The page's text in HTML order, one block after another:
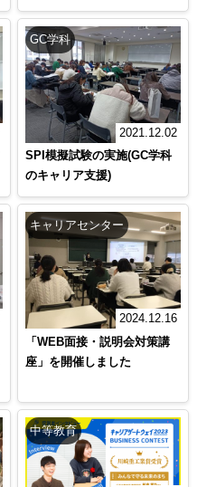
GC学科
2021.12.02
SPI模擬試験の実施(GC学科
のキャリア支援)
キャリアセンター
2024.12.16
「WEB面接・説明会対策講
座」を開催しました
中等教育